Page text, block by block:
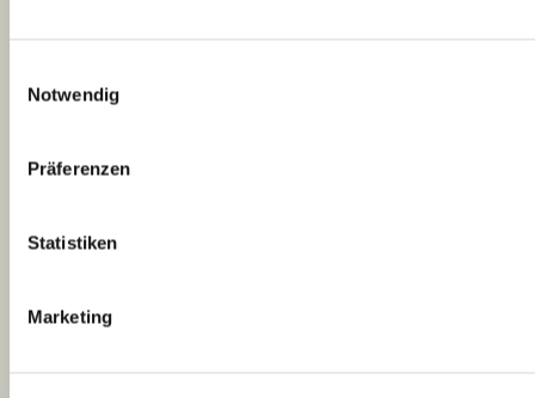
Notwendig
Präferenzen
Statistiken
Marketing